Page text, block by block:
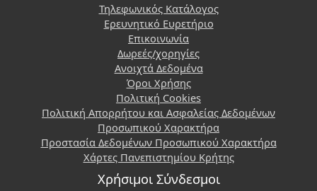
Τηλεφωνικός Κατάλογος
Ερευνητικό Ευρετήριο
Επικοινωνία
Δωρεές/χορηγίες
Ανοιχτά Δεδομένα
Όροι Χρήσης
Πολιτική Cookies
Πολιτική Απορρήτου και Ασφαλείας Δεδομένων
Προσωπικού Χαρακτήρα
Προστασία Δεδομένων Προσωπικού Χαρακτήρα
Χάρτες Πανεπιστημίου Κρήτης
Χρήσιμοι Σύνδεσμοι